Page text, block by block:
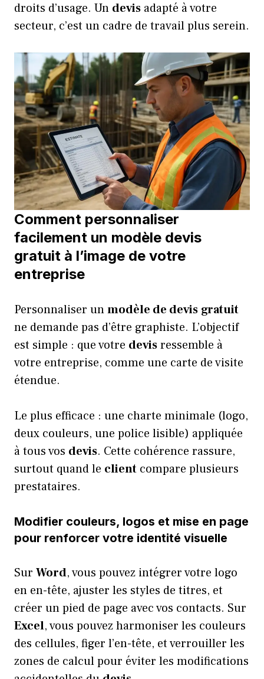
droits d’usage. Un devis adapté à votre
secteur, c’est un cadre de travail plus serein.
Comment personnaliser
facilement un modèle devis
gratuit à l’image de votre
entreprise
Personnaliser unmodèle de devis gratuit
ne demande pas d’être graphiste. L’objectif
est simple : que votre devisressemble à
votre entreprise, comme une carte de visite
étendue.
Le plus efficace : une charte minimale (logo,
deux couleurs, une police lisible) appliquée
à tous vos devis. Cette cohérence rassure,
surtout quand le client compare plusieurs
prestataires.
Modifier couleurs, logos et mise en page
pour renforcer votre identité visuelle
Sur Word, vous pouvez intégrer votre logo
en en-tête, ajuster les styles de titres, et
créer un pied de page avec vos contacts. Sur
Excel, vous pouvez harmoniser les couleurs
des cellules, figer l’en-tête, et verrouiller les
zones de calcul pour éviter les modifications